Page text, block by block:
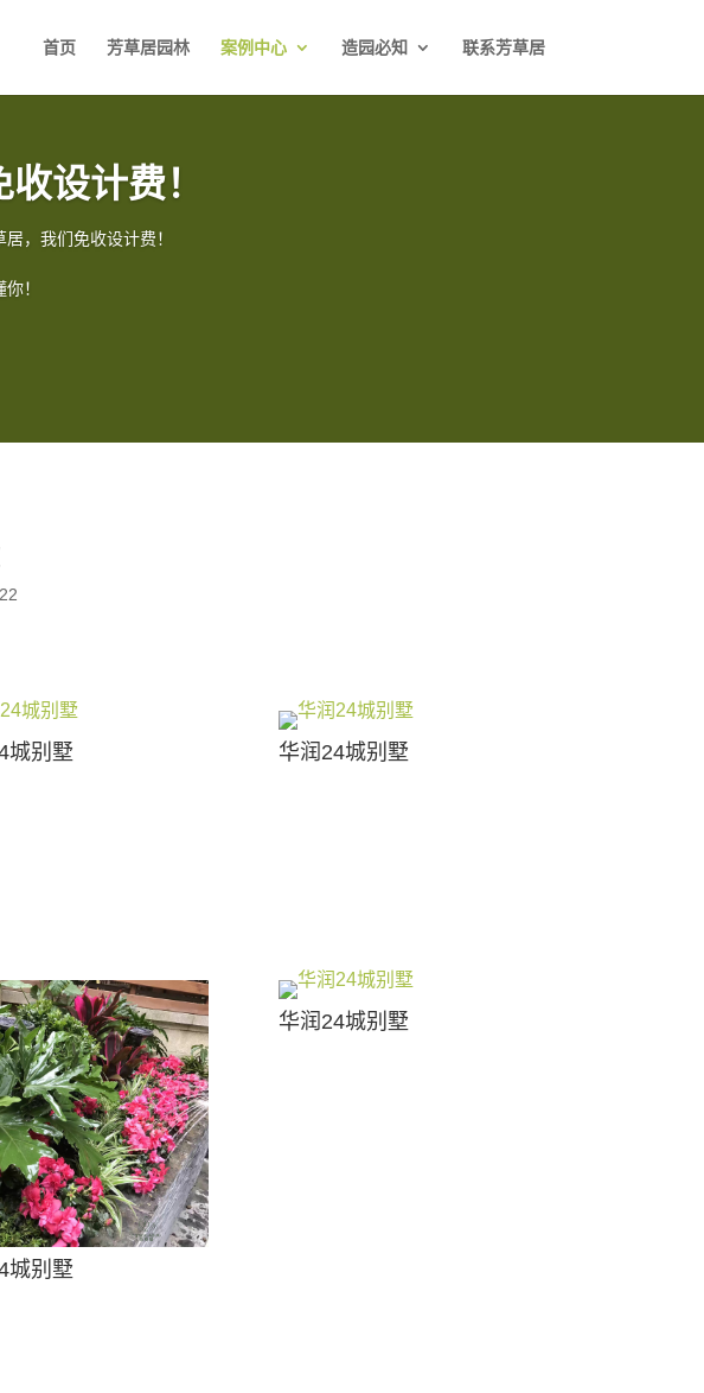
首页 芳草居园林 案例中心 造园必知 联系芳草居
设计费！
，我们免收设计费！
！
城别墅 华润24城别墅
城别墅
华润24城别墅